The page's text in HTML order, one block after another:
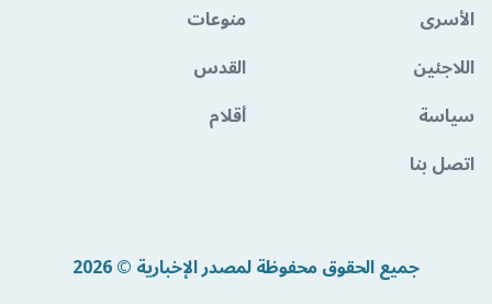
الأسرى
منوعات
اللاجئين
القدس
سياسة
أقلام
اتصل بنا
جميع الحقوق محفوظة لمصدر الإخبارية © 2026